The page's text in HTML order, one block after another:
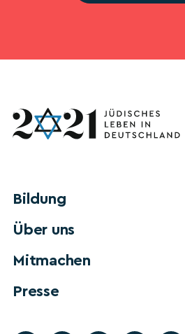
Bildung
Über uns
Mitmachen
Presse